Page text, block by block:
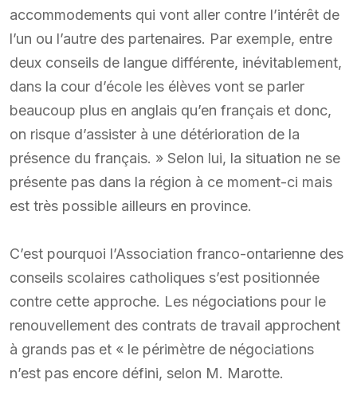
accommodements qui vont aller contre l’intérêt de
l’un ou l’autre des partenaires. Par exemple, entre
deux conseils de langue différente, inévitablement,
dans la cour d’école les élèves vont se parler
beaucoup plus en anglais qu’en français et donc,
on risque d’assister à une détérioration de la
présence du français. » Selon lui, la situation ne se
présente pas dans la région à ce moment-ci mais
est très possible ailleurs en province.
C’est pourquoi l’Association franco-ontarienne des
conseils scolaires catholiques s’est positionnée
contre cette approche. Les négociations pour le
renouvellement des contrats de travail approchent
à grands pas et « le périmètre de négociations
n’est pas encore défini, selon M. Marotte.